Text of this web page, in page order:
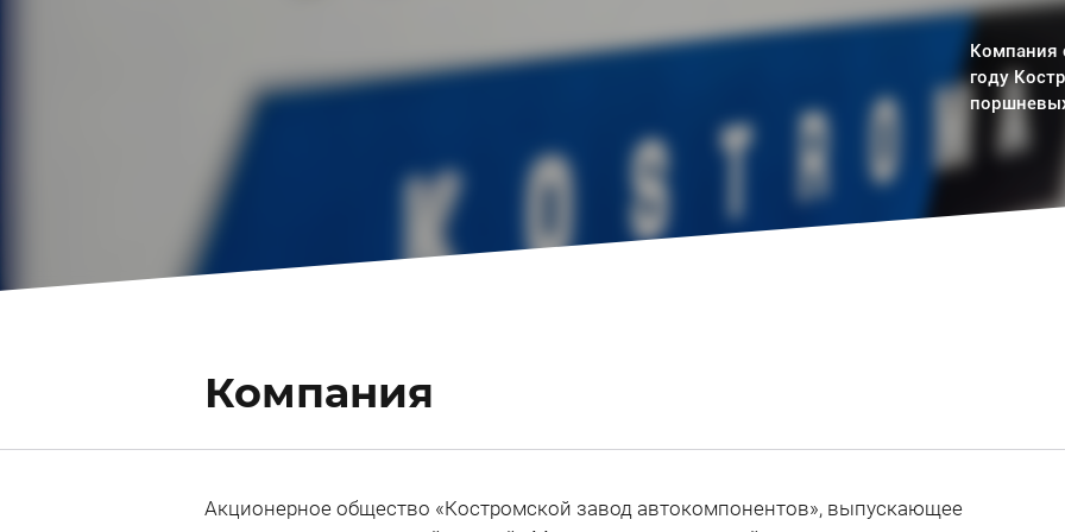
Компания
году
Компания
году
Компания
году
Компания
Акционерное общество «Костромской завод автокомпонентов», выпускающее